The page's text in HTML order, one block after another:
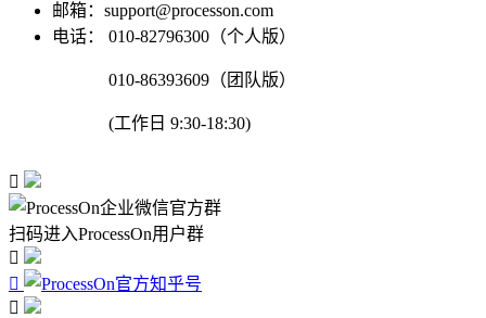
邮箱：support@processon.com
电话：
010-82796300（个人版）
010-86393609（团队版）
(工作日 9:30-18:30)

扫码进入ProcessOn用户群


